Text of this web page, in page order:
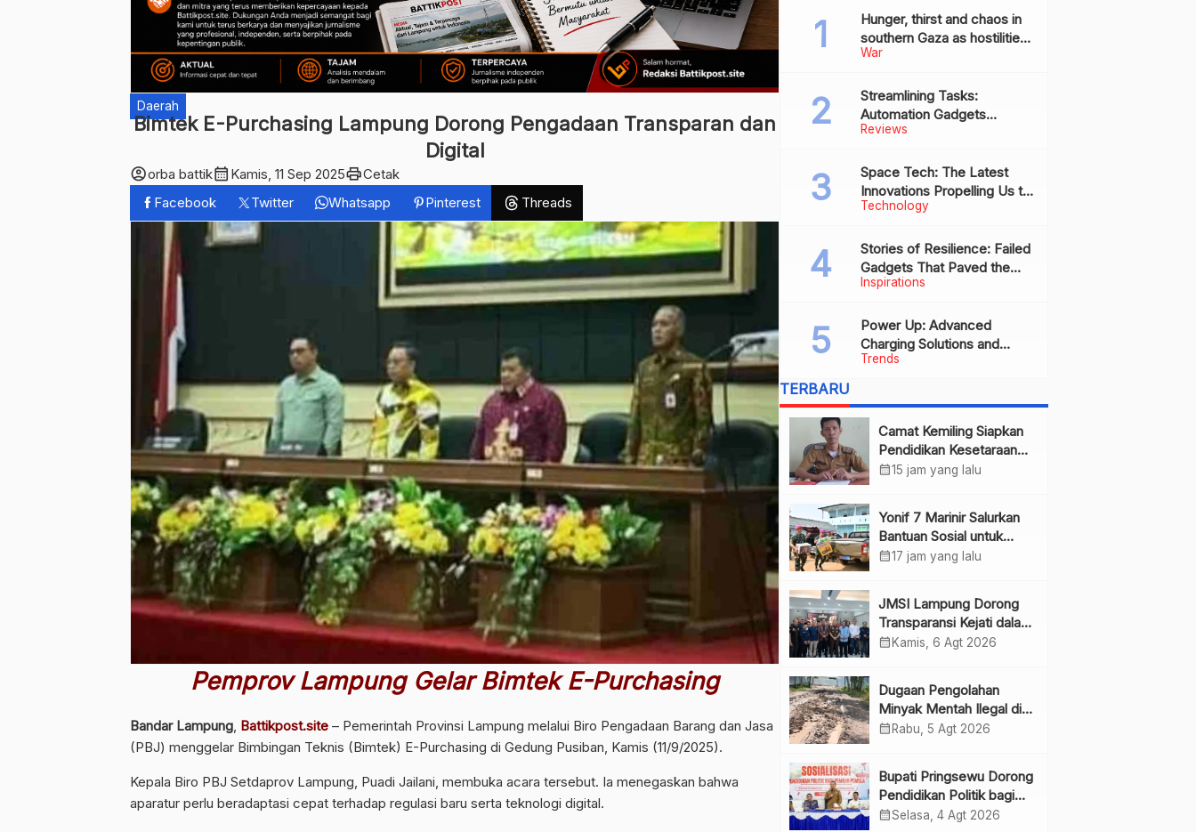
Daerah
Bimtek E-Purchasing Lampung Dorong Pengadaan Transparan dan
Digital
account_circleorba battikcalendar_month Kamis, 11 Sep 2025printCetak
Facebook
Twitter Whatsapp Pinterest Threads
Pemprov Lampung Gelar Bimtek E-Purchasing
Bandar Lampung, Battikpost.site – Pemerintah Provinsi Lampung melalui Biro Pengadaan Barang dan Jasa
(PBJ) menggelar Bimbingan Teknis (Bimtek) E-Purchasing di Gedung Pusiban, Kamis (11/9/2025).
Kepala Biro PBJ Setdaprov Lampung, Puadi Jailani, membuka acara tersebut. Ia menegaskan bahwa
aparatur perlu beradaptasi cepat terhadap regulasi baru serta teknologi digital.
War
Hunger, thirst and chaos in
southern Gaza as hostilities
drive humanitarian aid to the
Reviews
Streamlining Tasks:
Automation Gadgets
Revolutionizing Everyday
Technology
Space Tech: The Latest
Innovations Propelling Us to
New Frontiers
Inspirations
Stories of Resilience: Failed
Gadgets That Paved the
Way for Future Successes
Trends
Power Up: Advanced
Charging Solutions and
Battery Tech Innovations
TERBARU
Camat Kemiling Siapkan
Pendidikan Kesetaraan
untuk Dini
calendar_month15 jam yang lalu
Yonif 7 Marinir Salurkan
Bantuan Sosial untuk
Anak Yatim di Ponpes
calendar_month17 jam yang lalu
JMSI Lampung Dorong
Transparansi Kejati dalam
Penanganan Perkara
calendar_month Kamis, 6 Agt 2026
Dugaan Pengolahan
Minyak Mentah Ilegal di
Pesawaran Jadi Sorotan
calendar_month Rabu, 5 Agt 2026
Bupati Pringsewu Dorong
Pendidikan Politik bagi
Pemilih Pemula
calendar_monthSelasa, 4 Agt 2026